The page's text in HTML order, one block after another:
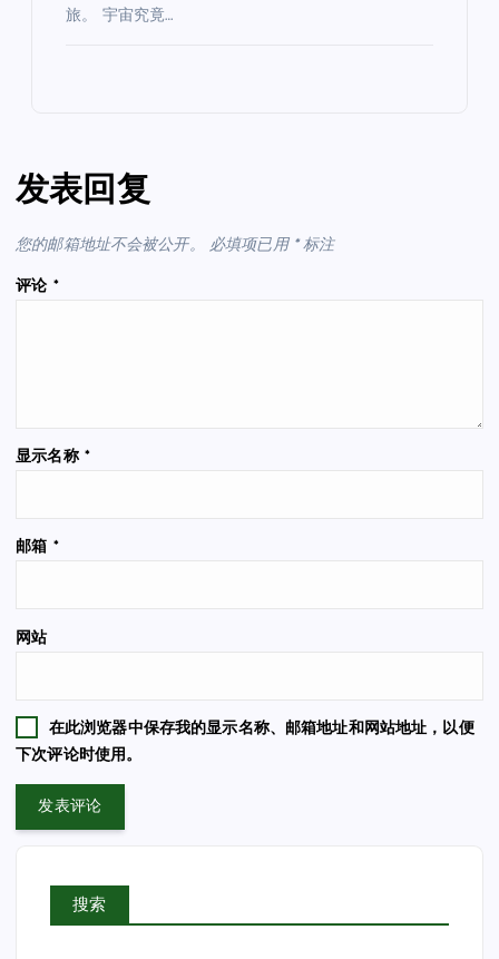
旅。 宇宙究竟…
发表回复
您的邮箱地址不会被公开。 必填项已用 *标注
评论 *
显示名称 *
邮箱 *
网站
在此浏览器中保存我的显示名称、邮箱地址和网站地址，以便
下次评论时使用。
搜索